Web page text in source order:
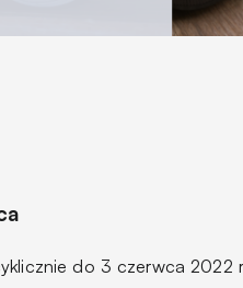
do 3 czerwca 2022